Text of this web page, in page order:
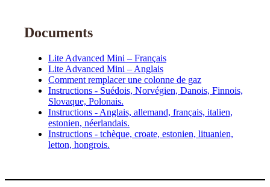
Documents
Lite Advanced Mini – Français
Lite Advanced Mini – Anglais
Comment remplacer une colonne de gaz
Instructions - Suédois, Norvégien, Danois, Finnois,
Slovaque, Polonais.
Instructions - Anglais, allemand, français, italien,
estonien, néerlandais.
Instructions - tchèque, croate, estonien, lituanien,
letton, hongrois.